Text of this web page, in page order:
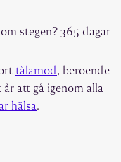
stegen?365 dagar
tålamod, beroende
att gå igenom alla
hälsa.